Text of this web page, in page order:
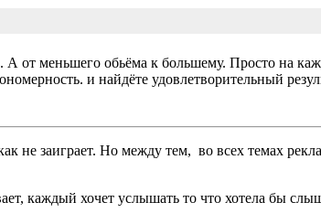
А от меньшего обьёма к большему. Просто на
и найдёте удовлетворительный
не заиграет. Но между тем, во всех темах
каждый хочет услышать то что хотела бы